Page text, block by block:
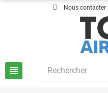
Nous contacter
view_headline